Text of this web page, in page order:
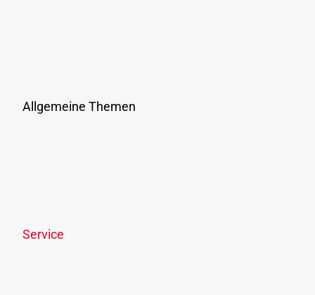
Allgemeine Themen
Service